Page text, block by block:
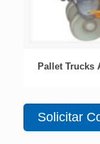
Pallet Trucks
Solicitar